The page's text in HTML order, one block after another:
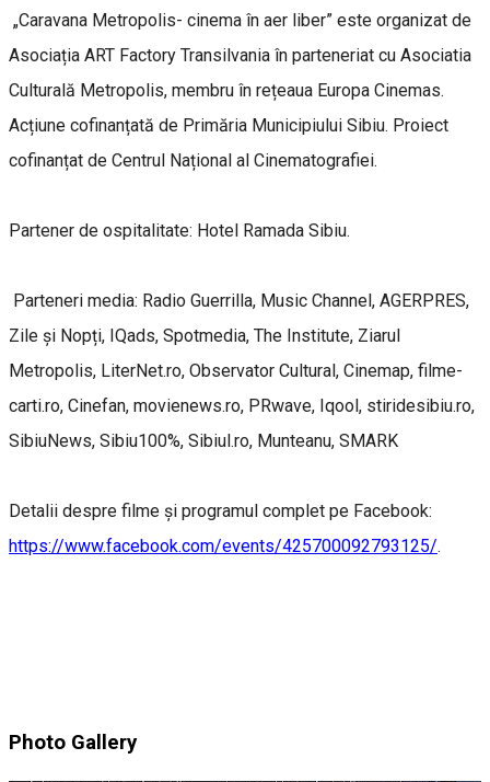
„Caravana Metropolis- cinema în aer liber” este organizat de
Asociația ART Factory Transilvania în parteneriat cu Asociatia
Culturală Metropolis, membru în rețeaua Europa Cinemas.
Acțiune cofinanțată de Primăria Municipiului Sibiu. Proiect
cofinanțat de Centrul Național al Cinematografiei.
Partener de ospitalitate: Hotel Ramada Sibiu.
Parteneri media: Radio Guerrilla, Music Channel, AGERPRES,
Zile și Nopți, IQads, Spotmedia, The Institute, Ziarul
Metropolis, LiterNet.ro, Observator Cultural, Cinemap, filme-
carti.ro, Cinefan, movienews.ro, PRwave, Iqool, stiridesibiu.ro,
SibiuNews, Sibiu100%, Sibiul.ro, Munteanu, SMARK
Detalii despre filme și programul complet pe Facebook:
https://www.facebook.com/events/425700092793125/.
Photo Gallery